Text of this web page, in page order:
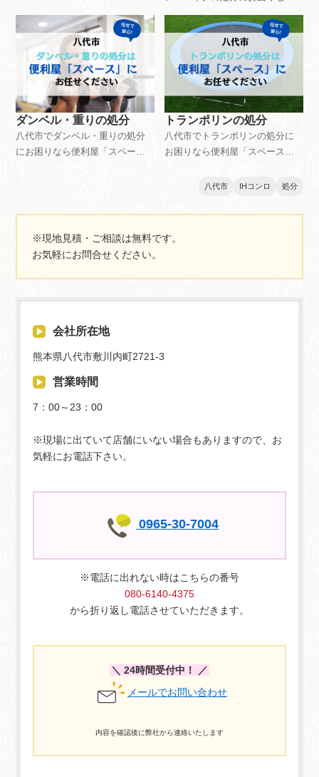
処分はサイズや必要な工数など
によって料金設定異なります。
ご相談・見積もりは無料です。
お気軽にお問い合わせくださ
い。
便利屋「スペース」にお任せく
ださい。ランニングマシン・エ
アロバイクの処分は5,500円～で
対応できます。マシンのサイズ
や重さ、環境などによって料金
は変動します。ご相談・見積も
りは無料です。お気軽にお問い
合わせください。
ダンベル・重りの処分
八代市でダンベル・重りの処分
にお困りなら便利屋「スペー
ズ、搬出環境などによっても料
もりは無料です。お気軽にお問
い合わせください。
トランポリンの処分
八代市でトランポリンの処分に
お困りなら便利屋「スペース」
ンの処分は3,300円～で対応でき
重さ、搬出環境などによって料
もりは無料です。お気軽にお問
八代市 IHコンロ 処分
※現地見積・ご相談は無料です。
お気軽にお問合せください。
会社所在地
熊本県八代市敷川内町2721-3
営業時間
7：00～23：00
※現場に出ていて店舗にいない場合もありますので、お
気軽にお電話下さい。
0965-30-7004
※電話に出れない時はこちらの番号
080-6140-4375
から折り返し電話させていただきます。
＼ 24時間受付中！ ／
メールでお問い合わせ
内容を確認後に弊社から連絡いたします